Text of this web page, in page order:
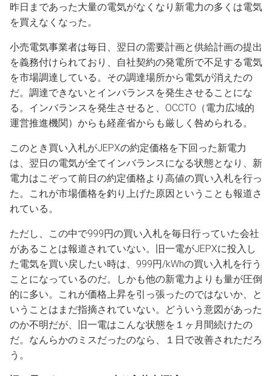
昨日まであった大量の電気がなくなり新電力の多くは電気
を買えなくなった。
小売電気事業者は毎日、翌日の需要計画と供給計画の提出
を義務付けられており、自社契約の発電所で不足する電気
を市場調達している。その調達場所から電気が消えたの
だ。調達できないとインバランスを発生させることにな
る。インバランスを発生させると、OCCTO（電力広域的
運営推進機関）からも経産省からも厳しく咎められる。
このとき買い入札がJEPXの約定価格を下回った新電力
は、翌日の電気が全てインバランスになる状態となり、新
電力はこぞって前日の約定価格より高値の買い入札を行っ
た。これが市場価格を釣り上げた原因ということも報道さ
れている。
ただし、この中で999円の買い入札を毎日行っていた会社
があることは報道されていない。旧一電がJEPXに投入し
た電気を買い戻したい時は、999円/kWhの買い入札を行う
ことになっているのだ。しかも他の新電力よりも量が圧倒
的に多い。これが価格上昇を引っ張ったのではないか、と
いうことはまだ指摘されていない。どういう意図があった
のか不明だが、旧一電はこんな状態を１ヶ月間続けたの
だ。なんらかのミスだったのなら、１日で改善されただろ
う。